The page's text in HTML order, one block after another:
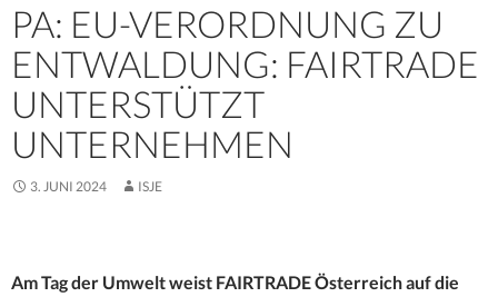
PA: EU-VERORDNUNG ZU
ENTWALDUNG: FAIRTRADE
UNTERSTÜTZT
UNTERNEHMEN
3. JUNI 2024 ISJE
Am Tag der Umwelt weist FAIRTRADE Österreich auf die